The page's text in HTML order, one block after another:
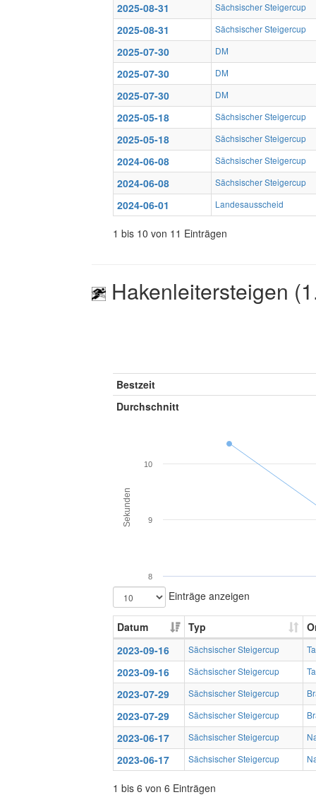
2025-08-31
Sächsischer Steigercup
2025-08-31 Sächsischer Steigercup
2025-07-30 DM
2025-07-30 DM
2025-07-30 DM
2025-05-18 Sächsischer Steigercup
2025-05-18 Sächsischer Steigercup
2024-06-08 Sächsischer Steigercup
2024-06-08 Sächsischer Steigercup
2024-06-01 Landesausscheid
1 bis 10 von 11 Einträgen
Hakenleitersteigen
Bestzeit
Durchschnitt
Sekunden
8
9
10
Einträge anzeigen
Datum Typ
2023-09-16
Sächsischer Steigercup
2023-09-16 Sächsischer Steigercup
2023-07-29 Sächsischer Steigercup
2023-07-29 Sächsischer Steigercup
2023-06-17 Sächsischer Steigercup
2023-06-17 Sächsischer Steigercup
1 bis 6 von 6 Einträgen